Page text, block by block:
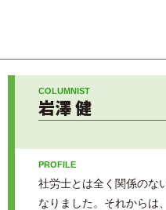
岩澤 健
社労士とは全く関係のな
なりました。それからは